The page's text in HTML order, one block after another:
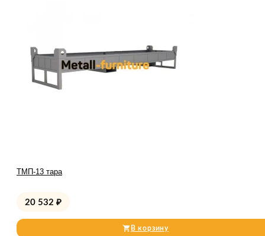
ТМП-13 тара
20 532 ₽
В корзину